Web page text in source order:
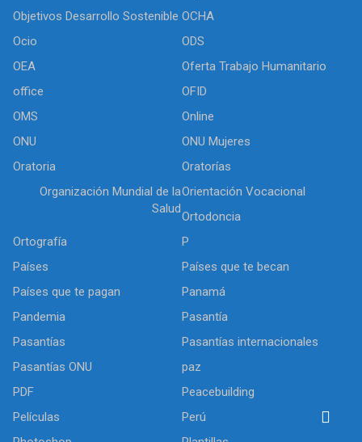
Objetivos Desarrollo Sostenible OCHA
Ocio
ODS
OEA
Oferta Trabajo Humanitario
office
OFID
OMS
Online
ONU
ONU Mujeres
Oratoria
Oratorías
Organización Mundial de la
Salud
Orientación Vocacional
Ortodoncia
Ortografía
P
Países
Países que te becan
Países que te pagan
Panamá
Pandemia
Pasantía
Pasantías
Pasantías internacionales
Pasantías ONU
paz
PDF
Peacebuilding
Películas
Perú